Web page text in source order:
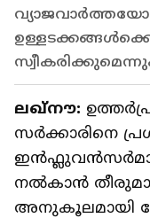
ലഖ്നൗ:
സര്‍ക്കാരിനെ
നൽകാൻ
അനുകൂലമായി